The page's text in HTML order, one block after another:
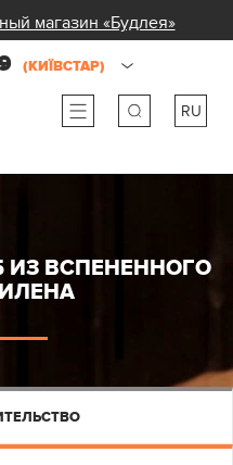
магазин «Будлея»
(КИЇВСТАР)
RU
ua
ИЗ ВСПЕНЕННОГО